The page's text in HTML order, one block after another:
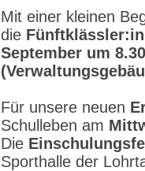
Mit einer kleinen
die
September um
Für unsere neuen
Schulleben am
Die
Sporthalle der